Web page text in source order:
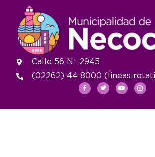
Calle 56 Nº 2945
(02262) 44 8000 (lineas